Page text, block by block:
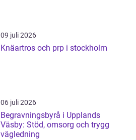
09 juli 2026
Knäartros och prp i stockholm
06 juli 2026
Begravningsbyrå i Upplands
Väsby: Stöd, omsorg och trygg
vägledning